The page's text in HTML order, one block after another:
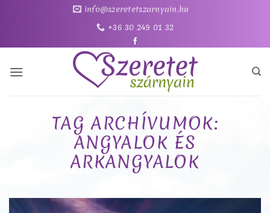
info@szeretetszarnyain.hu
+36 30 249 01 32
TAG ARCHÍVUMOK:
ANGYALOK ÉS
ARKANGYALOK